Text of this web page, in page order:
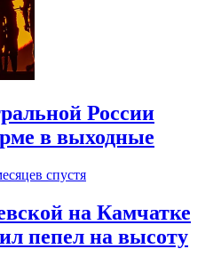
России
в выходные
спустя
на Камчатке
пепел на высоту